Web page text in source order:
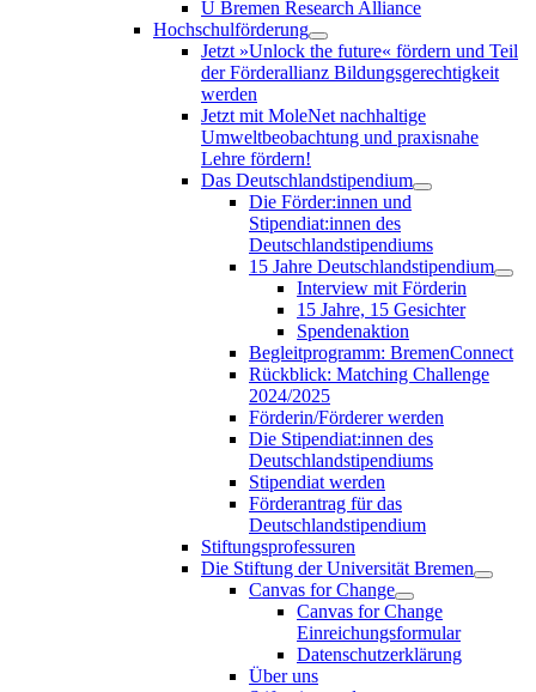
U Bremen Research Alliance
Hochschulförderung
Jetzt »Unlock the future« fördern und Teil
der Förderallianz Bildungsgerechtigkeit
werden
Jetzt mit MoleNet nachhaltige
Umweltbeobachtung und praxisnahe
Lehre fördern!
Das Deutschlandstipendium
Die Förder:innen und
Stipendiat:innen des
Deutschlandstipendiums
15 Jahre Deutschlandstipendium
Interview mit Förderin
15 Jahre, 15 Gesichter
Spendenaktion
Begleitprogramm: BremenConnect
Rückblick: Matching Challenge
2024/2025
Förderin/Förderer werden
Die Stipendiat:innen des
Deutschlandstipendiums
Stipendiat werden
Förderantrag für das
Deutschlandstipendium
Stiftungsprofessuren
Die Stiftung der Universität Bremen
Canvas for Change
Canvas for Change
Einreichungsformular
Datenschutzerklärung
Über uns